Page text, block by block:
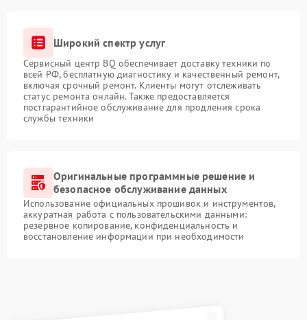
Широкий спектр услуг
Сервисный центр BQ обеспечивает доставку техники по
всей РФ, бесплатную диагностику и качественный ремонт,
включая срочный ремонт. Клиенты могут отслеживать
статус ремонта онлайн. Также предоставляется
постгарантийное обслуживание для продления срока
службы техники
Оригинальные программные решение и
безопасное обслуживание данных
Использование официальных прошивок и инструментов,
аккуратная работа с пользовательскими данными:
резервное копирование, конфиденциальность и
восстановление информации при необходимости